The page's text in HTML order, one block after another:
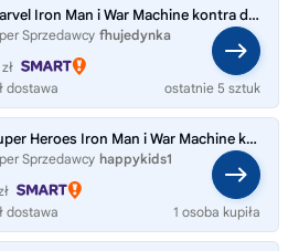
LEGO Marvel Iron Man i War Machine kontra drony Hammera 76320
Sprzedawcy fhujedynka
zł
dostawa
ostatnie 5 sztuk
LEGO Super Heroes Iron Man i War Machine kontra drony Hammera 76320
Sprzedawcy happykids1
dostawa
1 osoba kupiła